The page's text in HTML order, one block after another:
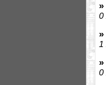
»
0
»
1
»
0